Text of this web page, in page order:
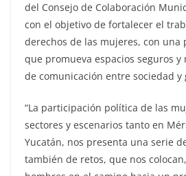
del Consejo de Colaboración
con el objetivo de fortalecer el
derechos de las mujeres, con una
que promueva espacios seguros y
de comunicación entre sociedad
“La participación política de las
sectores y escenarios tanto en
Yucatán, nos presenta una serie
también de retos, que nos